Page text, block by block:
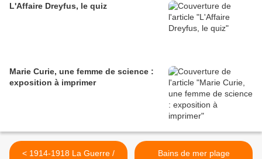
L'Affaire Dreyfus, le quiz
Marie Curie, une femme de science :
exposition à imprimer
< 1914-1918 La Guerre /
Bains de mer plage